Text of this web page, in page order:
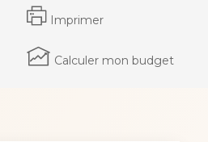
Imprimer
Calculer mon budget